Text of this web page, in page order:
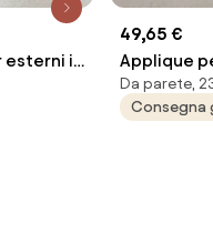
esterni in
in vetro
49,65 €
Applique
alluminio
Da parete,
Consegna